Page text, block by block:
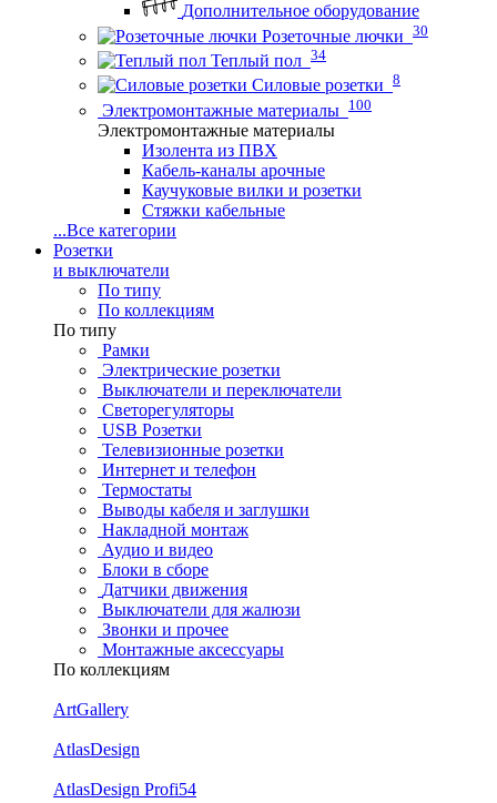
Дополнительное оборудование
Розеточные лючки 30
Теплый пол 34
Силовые розетки 8
Электромонтажные материалы 100
Электромонтажные материалы
Изолента из ПВХ
Кабель-каналы арочные
Каучуковые вилки и розетки
Стяжки кабельные
...Все категории
Розетки
и выключатели
По типу
По коллекциям
По типу
Рамки
Электрические розетки
Выключатели и переключатели
Светорегуляторы
USB Розетки
Телевизионные розетки
Интернет и телефон
Термостаты
Выводы кабеля и заглушки
Накладной монтаж
Аудио и видео
Блоки в сборе
Датчики движения
Выключатели для жалюзи
Звонки и прочее
Монтажные аксессуары
По коллекциям
ArtGallery
AtlasDesign
AtlasDesign Profi54